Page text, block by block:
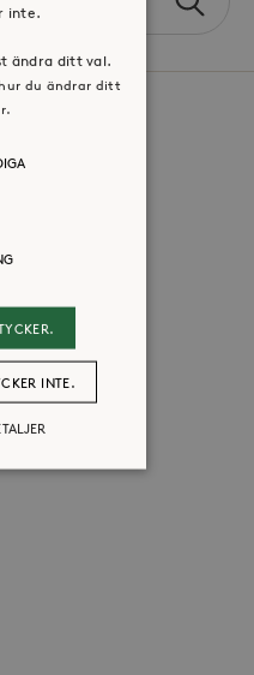
Sök
inte.
ändra ditt val.
hur du ändrar ditt
INTE.